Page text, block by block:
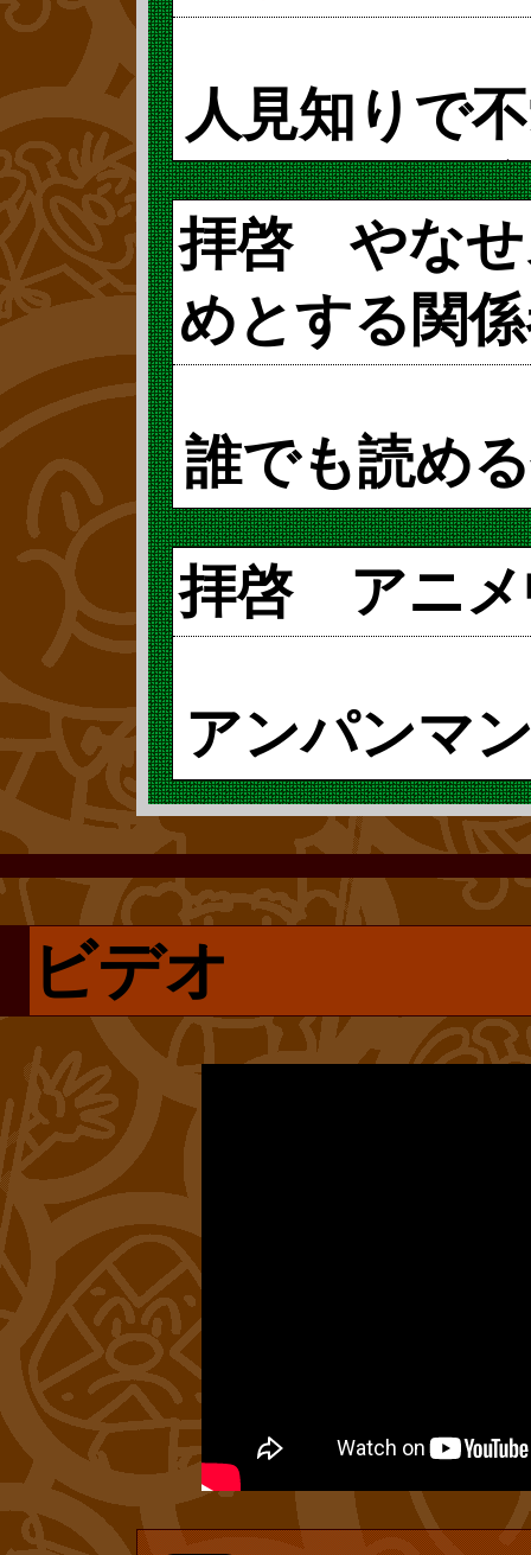
人見知りで
パンマンに
2019年(平成31
ットコムからや
年を記念して『
がから復刊し
に続き、初期の
録されている
時は驚かされま
て、誰の手にも
は、やはり喜ば
この作品に登
は、人見知りで
カす人物に描か
「可愛い」を追
からは考えられ
そのほかに『
ぼ』、『杉の木
流星砲』、『タ
『
のワニ』の7話
ます。『杉の木
拝啓 やなせ
めとする関
誰でも読め
「ぼくはえら
そしてみんな
「いよいよ、
「なぜ、ぼ
になるのはい
「君はえらく
るのか。それ
る絵をかけよ
の真珠』(2012
から引用させて
の少年とその家
では本題に入り
2009年(平成20
拝啓 アニメ
アンパンマ
1983年(昭和58
ゼルスを皮切り
『将軍の時代展
案者は意外な人
を管理する歴史
なんと、日本球
嶋茂雄さんでし
さて、この長
一体、『アンパ
るのでしょう
こにそのまま掲
ラダラとした長
ビデオ